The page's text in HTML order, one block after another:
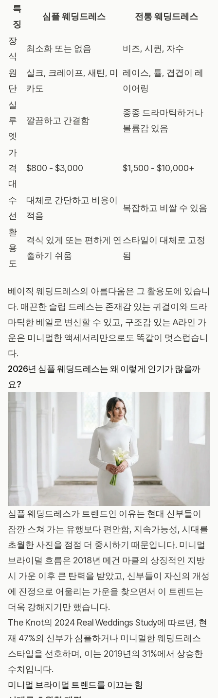
특
징
심플 웨딩드레스 전통 웨딩드레스
장
식
최소화 또는 없음 비즈, 시퀸, 자수
원
단
실크, 크레이프, 새틴, 미
카도
레이스, 튤, 겹겹이 레
이어링
실
루
엣
깔끔하고 간결함
종종 드라마틱하거나
볼륨감 있음
가
격
대
$800 - $3,000 $1,500 - $10,000+
수
선
대체로 간단하고 비용이
적음
복잡하고 비쌀 수 있음
활
용
도
격식 있게 또는 편하게 연
출하기 쉬움
스타일이 대체로 고정
됨
베이직 웨딩드레스의 아름다움은 그 활용도에 있습니
다. 매끈한 슬립 드레스는 존재감 있는 귀걸이와 드라
마틱한 베일로 변신할 수 있고, 구조감 있는 A라인 가
운은 미니멀한 액세서리만으로도 똑같이 멋스럽습니
다.
2026년 심플 웨딩드레스는 왜 이렇게 인기가 많을까
요?
심플 웨딩드레스가 트렌드인 이유는 현대 신부들이
잠깐 스쳐 가는 유행보다 편안함, 지속가능성, 시대를
초월한 사진을 점점 더 중시하기 때문입니다. 미니멀
브라이덜 흐름은 2018년 메건 마클의 상징적인 지방
시 가운 이후 큰 탄력을 받았고, 신부들이 자신의 개성
에 진정으로 어울리는 가운을 찾으면서 이 트렌드는
더욱 강해지기만 했습니다.
The Knot의 2024 Real Weddings Study에 따르면, 현
재 47%의 신부가 심플하거나 미니멀한 웨딩드레스
스타일을 선호하며, 이는 2019년의 31%에서 상승한
수치입니다.
미니멀 브라이덜 트렌드를 이끄는 힘